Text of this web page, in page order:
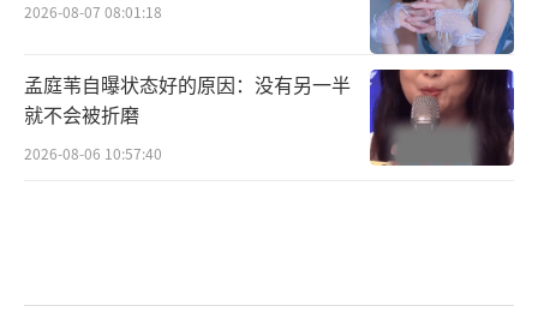
2026-08-07 08:01:18
孟庭苇自曝状态好的原因：没有另一半
就不会被折磨
2026-08-06 10:57:40